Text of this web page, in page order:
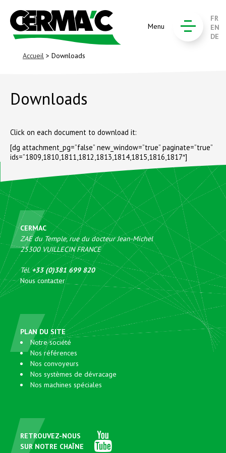
Menu
FR
EN
DE
Accueil > Downloads
Downloads
Click on each document to download it:
[dg attachment_pg=”false” new_window=”true” paginate=”true”
ids=”1809,1810,1811,1812,1813,1814,1815,1816,1817″]
CERMAC
ZAE du Temple, rue du docteur Jean-Michel
25300 VUILLECINFRANCE
Tél. +33 (0)381 699 820
Nous contacter
PLAN DU SITE
Notre société
Nos références
Nos convoyeurs
Nos systèmes de dévracage
Nos machines spéciales
RETROUVEZ-NOUS
SUR NOTRE CHAÎNE